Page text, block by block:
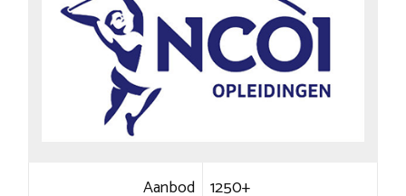
Aanbod 1250+